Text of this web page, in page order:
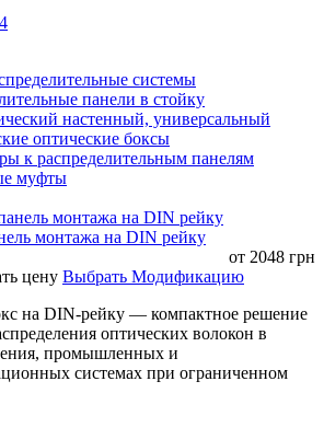
системы
панели в стойку
настенный, универсальный
оптические боксы
к распределительным панелям
муфты
монтажа на DIN рейку
от 2048 грн
цену Выбрать Модификацию
на DIN-рейку — компактное решение
оптических волокон в
промышленных и
системах при ограниченном